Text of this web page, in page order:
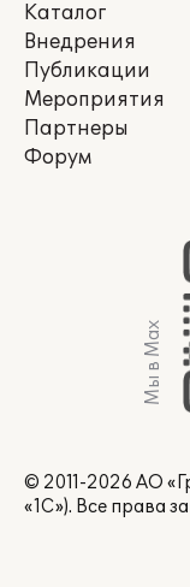
Каталог
Внедрения
Публикации
Мероприятия
Партнеры
Форум
Мы в Max
© 2011-2026 АО
«1С»). Все права